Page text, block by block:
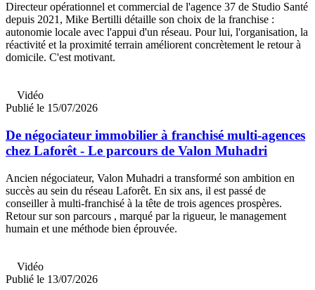
Directeur opérationnel et commercial de l'agence 37 de Studio Santé
depuis 2021, Mike Bertilli détaille son choix de la franchise :
autonomie locale avec l'appui d'un réseau. Pour lui, l'organisation, la
réactivité et la proximité terrain améliorent concrètement le retour à
domicile. C'est motivant.
Vidéo
Publié le 15/07/2026
De négociateur immobilier à franchisé multi-agences
chez Laforêt - Le parcours de Valon Muhadri
Ancien négociateur, Valon Muhadri a transformé son ambition en
succès au sein du réseau Laforêt. En six ans, il est passé de
conseiller à multi-franchisé à la tête de trois agences prospères.
Retour sur son parcours , marqué par la rigueur, le management
humain et une méthode bien éprouvée.
Vidéo
Publié le 13/07/2026